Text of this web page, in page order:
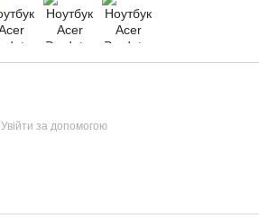
Увійти за допомогою